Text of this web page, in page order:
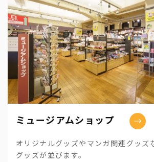
ミュージアムショップ
オリジナルグッズやマンガ関連グッズ
グッズが並びます。